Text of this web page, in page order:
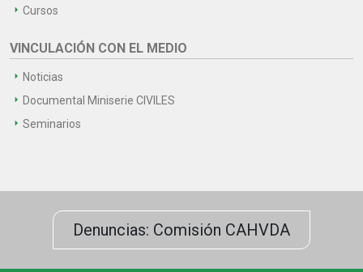
Cursos
VINCULACIÓN CON EL MEDIO
Noticias
Documental Miniserie CIVILES
Seminarios
Denuncias: Comisión CAHVDA